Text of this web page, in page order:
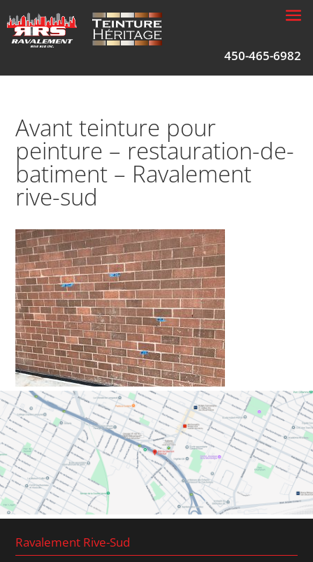
450-465-6982
Avant teinture pour
peinture – restauration-de-
batiment – Ravalement
rive-sud
Ravalement Rive-Sud